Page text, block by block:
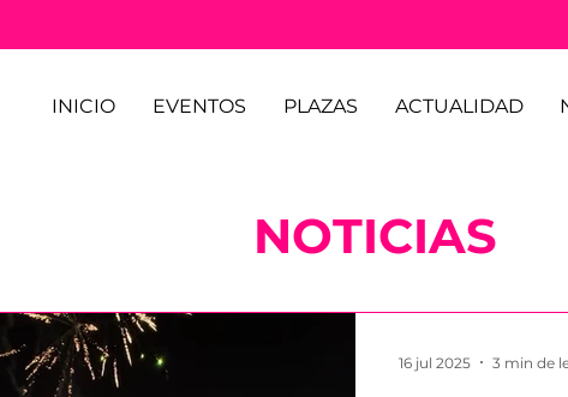
INICIO EVENTOS PLAZAS ACTUALIDAD
NOTICIAS
16 jul 2025 3 min de